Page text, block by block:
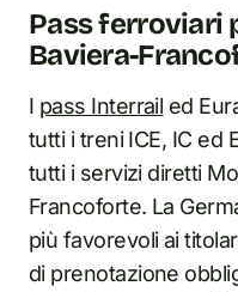
Pass ferroviari
Baviera-
I pass Interrail ed
tutti i treni ICE, IC ed
tutti i servizi diretti
Francoforte. La
più favorevoli ai
di prenotazione